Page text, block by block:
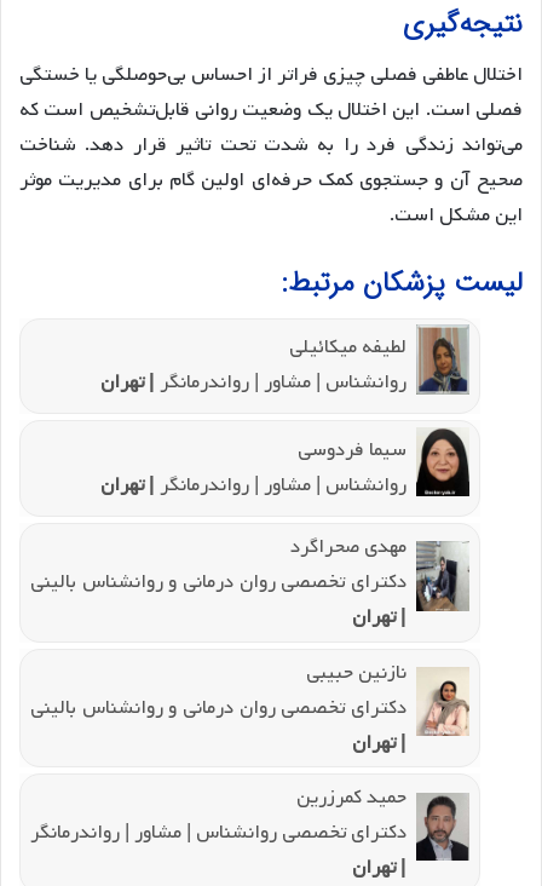
نتیجه‌گیری
اختلال عاطفی فصلی چیزی فراتر از احساس بی‌حوصلگی یا خستگی
فصلی است. این اختلال یک وضعیت روانی قابل‌تشخیص است که
می‌تواند زندگی فرد را به شدت تحت تاثیر قرار دهد. شناخت
صحیح آن و جستجوی کمک حرفه‌ای اولین گام برای مدیریت موثر
این مشکل است.
لیست پزشکان مرتبط:
لطیفه میکائیلی
روانشناس | مشاور | رواندرمانگر| تهران
سیما فردوسی
روانشناس | مشاور | رواندرمانگر| تهران
مهدی صحراگرد
دکترای تخصصی روان درمانی و روانشناس بالینی
| تهران
نازنین حبیبی
دکترای تخصصی روان درمانی و روانشناس بالینی
| تهران
حمید کمرزرین
دکترای تخصصی روانشناس | مشاور | رواندرمانگر
| تهران